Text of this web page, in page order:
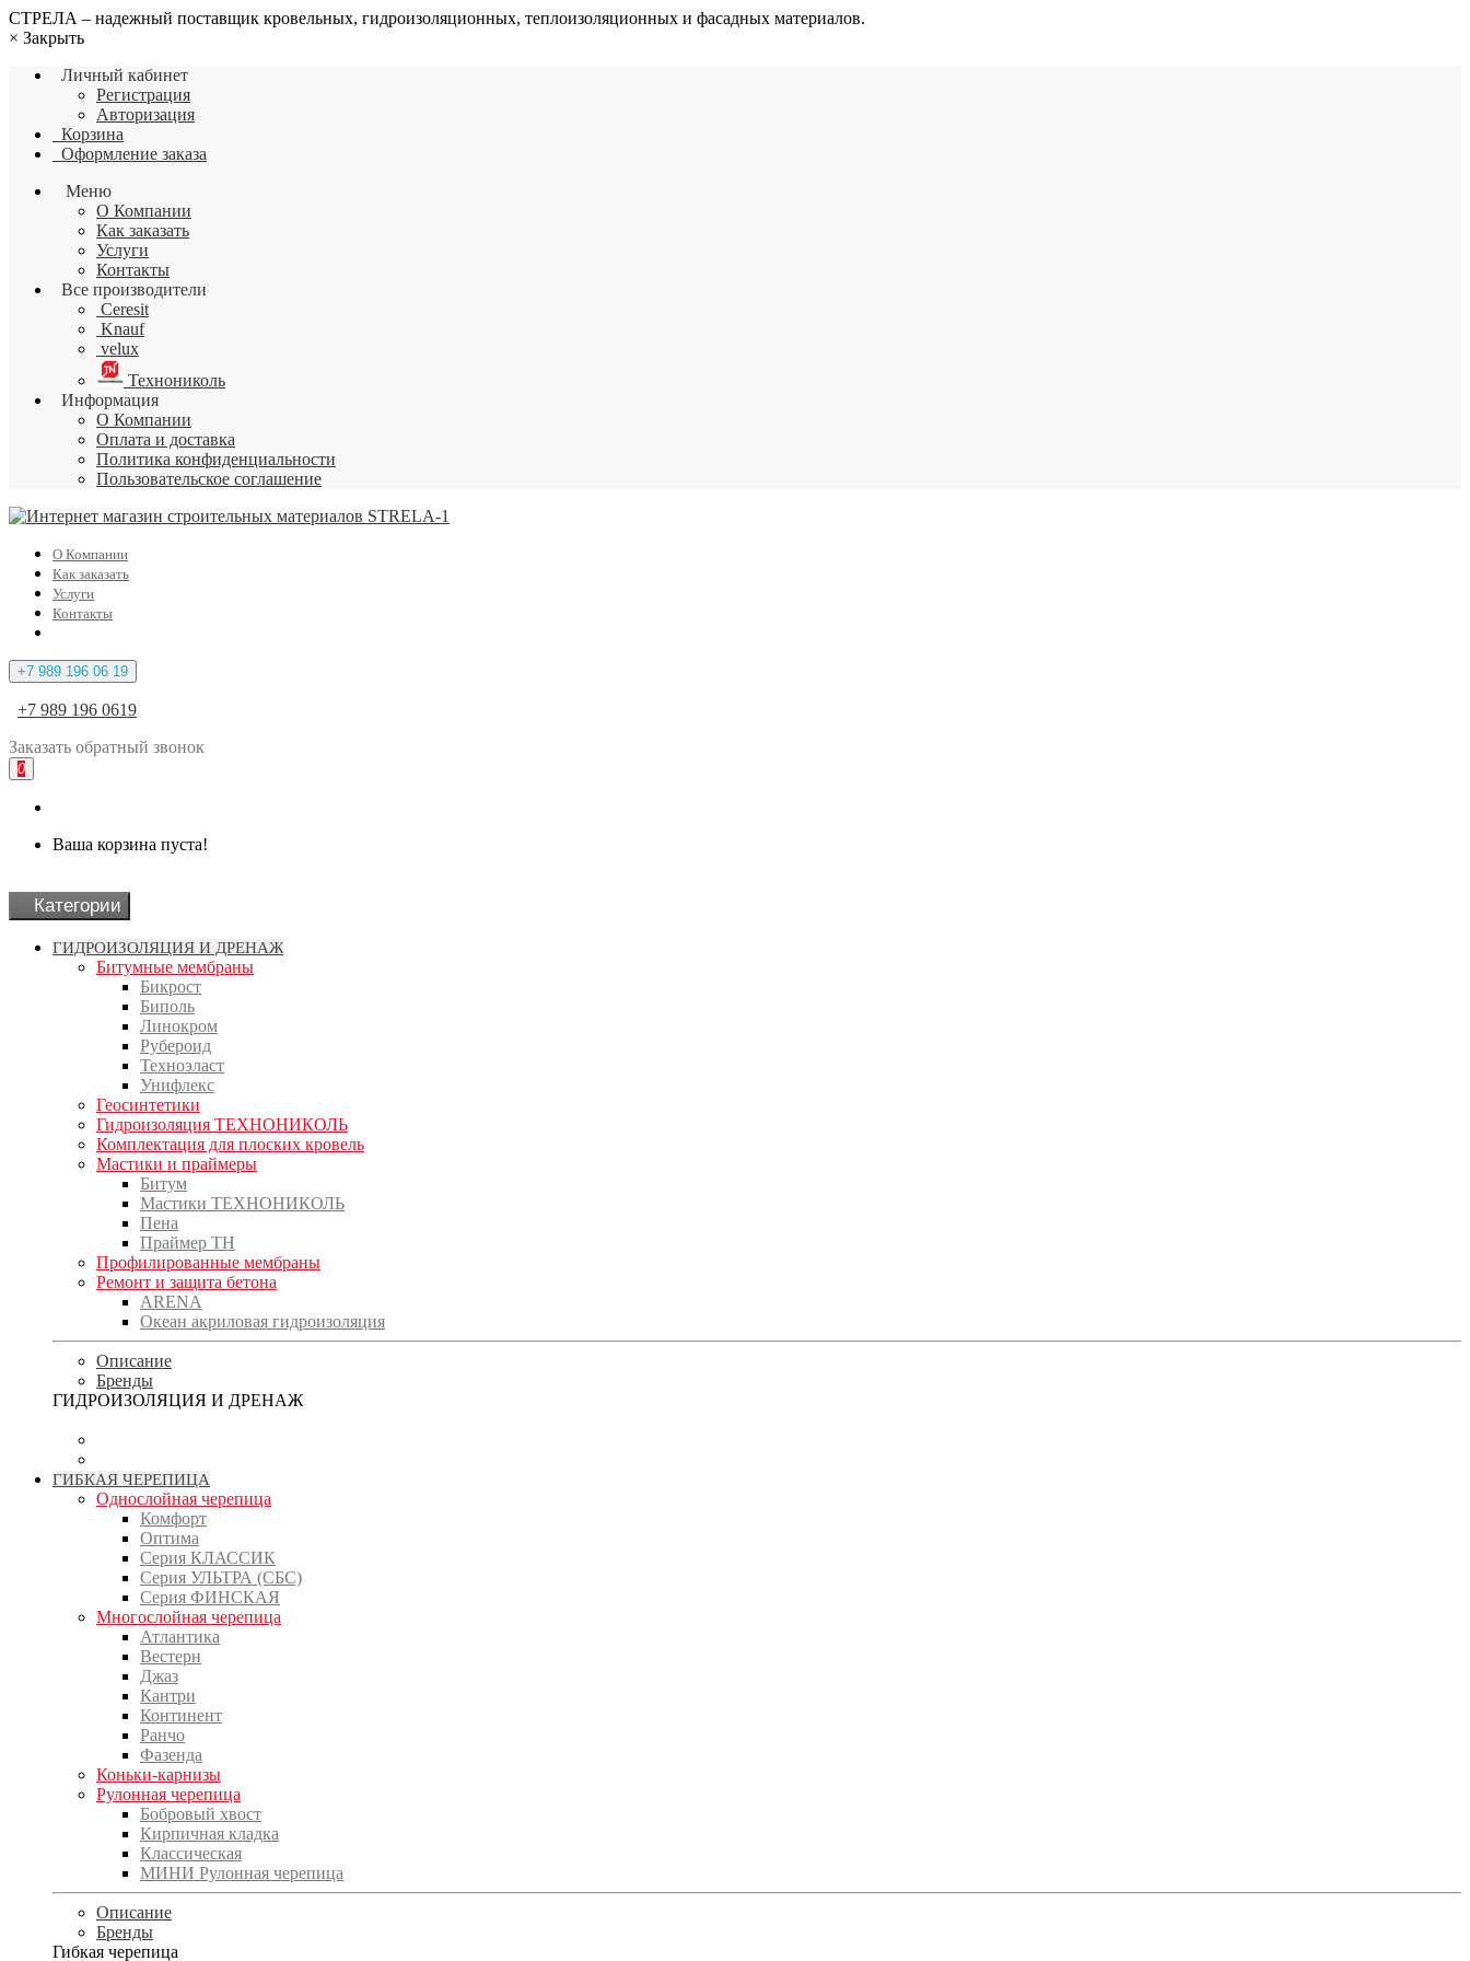
СТРЕЛА – надежный поставщик кровельных, гидроизоляционных, теплоизоляционных и фасадных материалов.
× Закрыть
Личный кабинет
Регистрация
Авторизация
Корзина
Оформление заказа
Меню
О Компании
Как заказать
Услуги
Контакты
Все производители
Ceresit
Knauf
velux
Технониколь
Информация
О Компании
Оплата и доставка
Политика конфиденциальности
Пользовательское соглашение
О Компании
Как заказать
Услуги
Контакты
+7 989 196 06 19
+7 989 196 0619
Заказать обратный звонок
0
Ваша корзина пуста!
Категории
ГИДРОИЗОЛЯЦИЯ И ДРЕНАЖ
Битумные мембраны
Бикрост
Биполь
Линокром
Рубероид
Техноэласт
Унифлекс
Геосинтетики
Гидроизоляция ТЕХНОНИКОЛЬ
Комплектация для плоских кровель
Мастики и праймеры
Битум
Мастики ТЕХНОНИКОЛЬ
Пена
Праймер ТН
Профилированные мембраны
Ремонт и защита бетона
ARENA
Океан акриловая гидроизоляция
Описание
Бренды
ГИДРОИЗОЛЯЦИЯ И ДРЕНАЖ
ГИБКАЯ ЧЕРЕПИЦА
Однослойная черепица
Комфорт
Оптима
Серия КЛАССИК
Серия УЛЬТРА (СБС)
Серия ФИНСКАЯ
Многослойная черепица
Атлантика
Вестерн
Джаз
Кантри
Континент
Ранчо
Фазенда
Коньки-карнизы
Рулонная черепица
Бобровый хвост
Кирпичная кладка
Классическая
МИНИ Рулонная черепица
Описание
Бренды
Гибкая черепица